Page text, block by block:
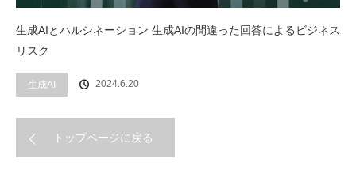
生成AIとハルシネーション 生成AIの間違った回答によるビジネス
リスク
生成AI 2024.6.20
トップページに戻る